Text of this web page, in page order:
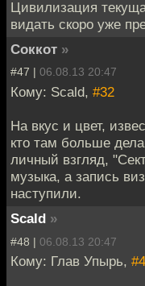
Цивилизация
видать скоро уже
Соккот »
#47 | 06.08.13 20:47
Кому: Scald, #32
На вкус и цвет,
кто там больше
личный взгляд,
музыка, а запись
наступили.
Scald »
#48 | 06.08.13 20:47
Кому: Глав Упырь,